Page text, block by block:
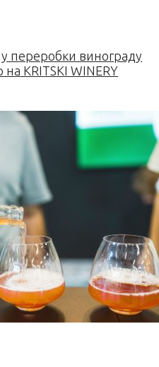
переробки винограду
KRITSKI WINERY